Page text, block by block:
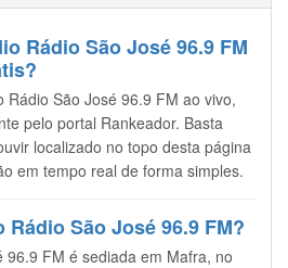
Rádio São José 96.9 FM
Rádio São José 96.9 FM ao vivo,
pelo portal Rankeador. Basta
localizado no topo desta página
em tempo real de forma simples.
Rádio São José 96.9 FM?
96.9 FM é sediada em Mafra, no